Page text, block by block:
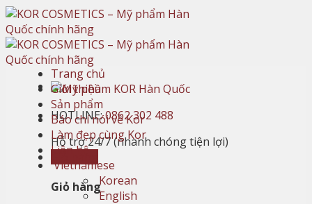
HOTLINE:0862 302 488
Hỗ trợ 24/7 (nhanh chóng tiện lợi)
Giỏ hàng
Trang chủ
Giới thiệu
Sản phẩm
Báo chí nói về Kor
Làm đẹp cùng Kor
Liên hệ
Vietnamese
Korean
English